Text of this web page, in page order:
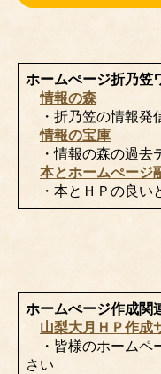
ホームぺージ折乃笠
情報の森
・折乃笠の情報発
情報の宝庫
・情報の森の過
本とホームぺージ
・本とＨＰの良
ホームぺージ作成関
山梨大月ＨＰ作成
・皆様のホームペ
さい